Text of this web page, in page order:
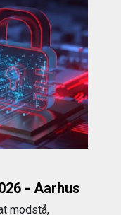
- Aarhus
modstå,